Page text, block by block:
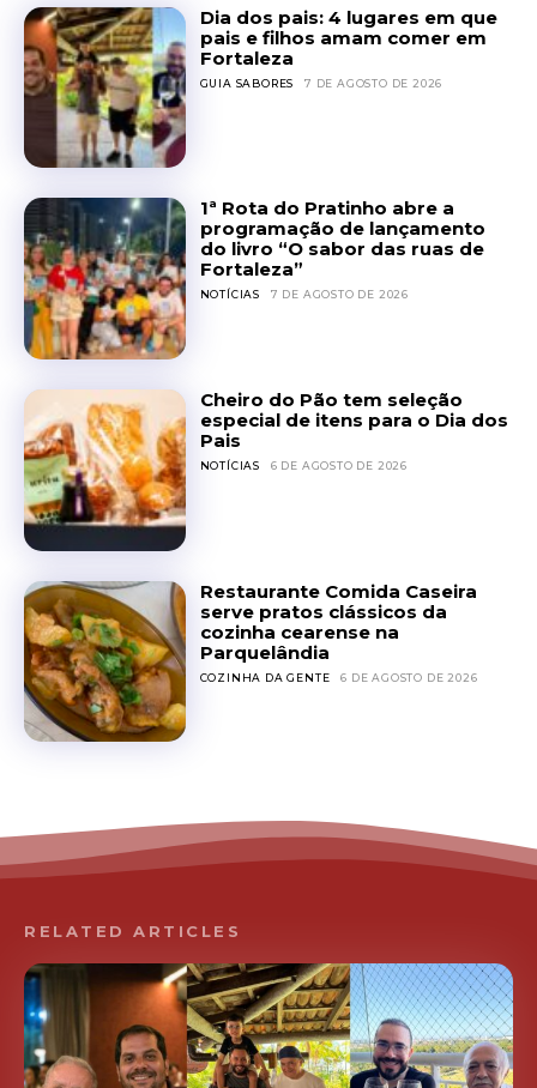
Dia dos pais: 4 lugares em que
pais e filhos amam comer em
Fortaleza
GUIA SABORES 7 DE AGOSTO DE 2026
1ª Rota do Pratinho abre a
programação de lançamento
do livro “O sabor das ruas de
Fortaleza”
NOTÍCIAS 7 DE AGOSTO DE 2026
Cheiro do Pão tem seleção
especial de itens para o Dia dos
Pais
NOTÍCIAS 6 DE AGOSTO DE 2026
Restaurante Comida Caseira
serve pratos clássicos da
cozinha cearense na
Parquelândia
COZINHA DA GENTE 6 DE AGOSTO DE 2026
RELATED ARTICLES